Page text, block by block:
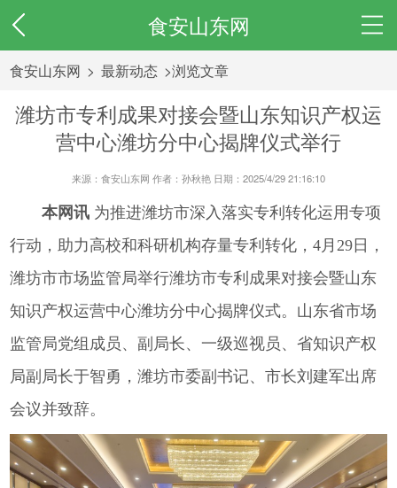
食安山东网
食安山东网 > 最新动态 >浏览文章
潍坊市专利成果对接会暨山东知识产权运
营中心潍坊分中心揭牌仪式举行
来源：食安山东网 作者：孙秋艳 日期：2025/4/29 21:16:10
本网讯 为推进潍坊市深入落实专利转化运用专项
行动，助力高校和科研机构存量专利转化，4月29日，
潍坊市市场监管局举行潍坊市专利成果对接会暨山东
知识产权运营中心潍坊分中心揭牌仪式。山东省市场
监管局党组成员、副局长、一级巡视员、省知识产权
局副局长于智勇，潍坊市委副书记、市长刘建军出席
会议并致辞。